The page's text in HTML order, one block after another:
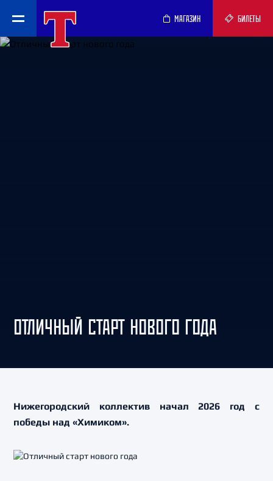
МАГАЗИН БИЛЕТЫ
ОТЛИЧНЫЙ СТАРТ НОВОГО ГОДА
Нижегородский коллектив начал 2026 год с
победы над «Химиком».